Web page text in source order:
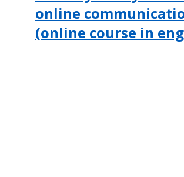
online
(online course in